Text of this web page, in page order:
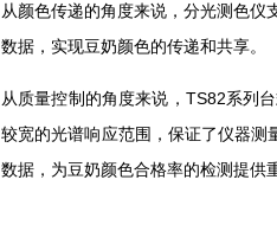
从颜色传递的角度来说，分光测色
数据，实现豆奶颜色的传递和共享。
从质量控制的角度来说，TS82系列
较宽的光谱响应范围，保证了仪器
数据，为豆奶颜色合格率的检测提供